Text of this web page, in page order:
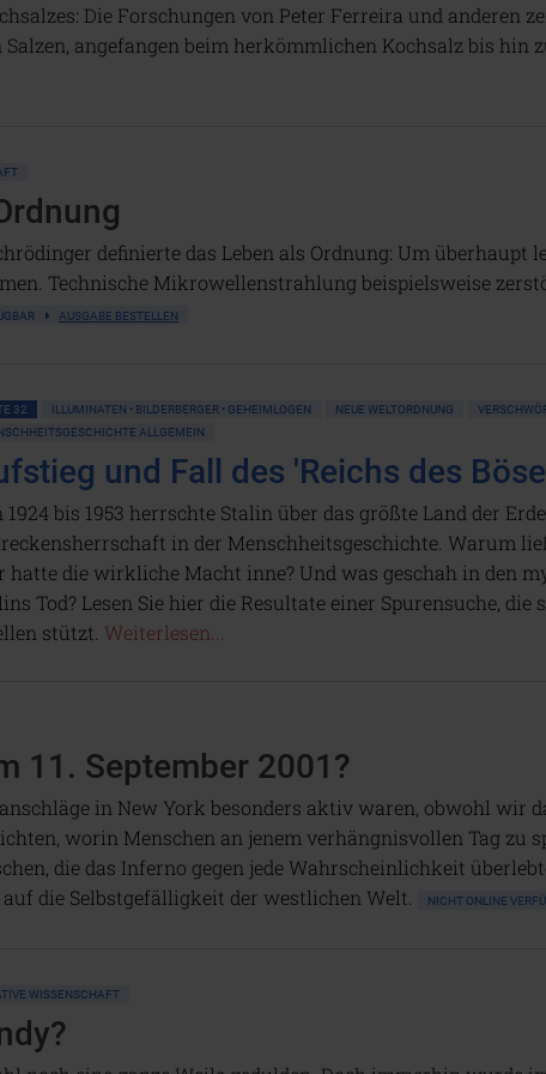
Die Forschungen von Peter Ferreira und anderen
angefangen beim herkömmlichen Kochsalz bis hin
definierte das Leben als Ordnung: Um überhaupt
Technische Mikrowellenstrahlung beispielsweise
AUSGABE BESTELLEN
32 ILLUMINATEN • BILDERBERGER • GEHEIMLOGEN NEUE WELTORDNUNG
ALLGEMEIN
und Fall des 'Reichs des
1924 bis 1953 herrschte Stalin über das größte Land der
in der Menschheitsgeschichte. Warum
hatte die wirkliche Macht inne? Und was geschah in den
Tod? Lesen Sie hier die Resultate einer Spurensuche,
stützt. Weiterlesen...
11. September 2001?
in New York besonders aktiv waren, obwohl wir
worin Menschen an jenem verhängnisvollen Tag zu
die das Inferno gegen jede Wahrscheinlichkeit
die Selbstgefälligkeit der westlichen Welt.
NICHT ONLINE
WISSENSCHAFT